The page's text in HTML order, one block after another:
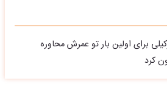
برای اولین بار تو عمرش محاوره
کرد